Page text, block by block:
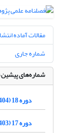
مقالات آماده
شماره جاری
شماره‌های
دوره 18 (1404)
دوره 17 (1403)